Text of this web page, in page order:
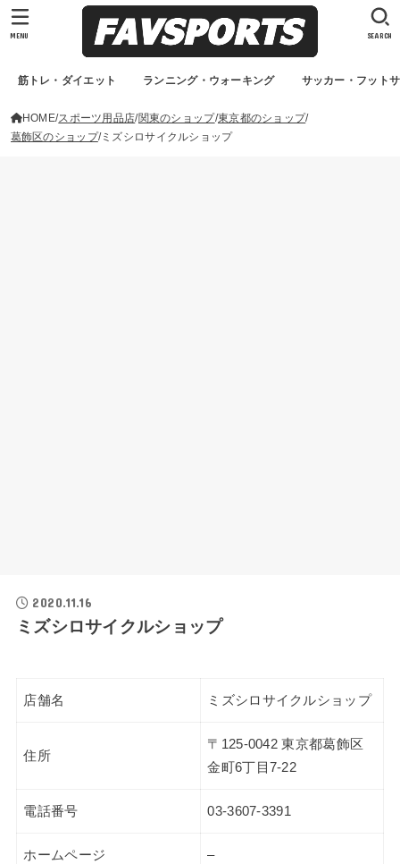
筋トレ・ダイエット ランニング・ウォーキング サッカー・フット
SEARCH
MENU
HOME スポーツ用品店 関東のショップ 東京都のショップ
葛飾区のショップ ミズシロサイクルショップ
2020.11.16
ミズシロサイクルショップ
店舗名 ミズシロサイクルショップ
住所
〒125-0042 東京都葛飾区
金町6丁目7-22
電話番号 03-3607-3391
ホームページ –